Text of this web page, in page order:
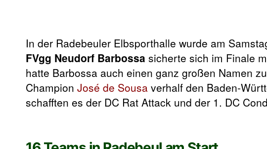
In der Radebeuler Elbsporthalle wurde am
FVgg Neudorf Barbossa sicherte sich im Finale
hatte Barbossa auch einen ganz großen Namen
Champion José de Sousa verhalf den Baden-
schafften es der DC Rat Attack und der 1. DC